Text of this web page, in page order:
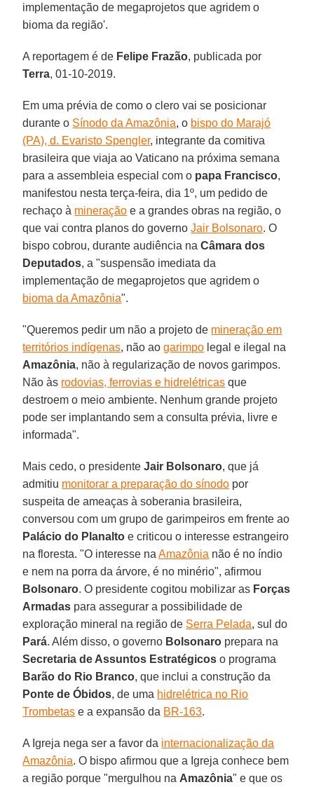
implementação de megaprojetos que agridem o
bioma da região'.
A reportagem é de Felipe Frazão, publicada por
Terra, 01-10-2019.
Em uma prévia de como o clero vai se posicionar
durante o Sínodo da Amazônia, o bispo do Marajó
(PA), d. Evaristo Spengler, integrante da comitiva
brasileira que viaja ao Vaticano na próxima semana
para a assembleia especial com o papa Francisco,
manifestou nesta terça-feira, dia 1º, um pedido de
rechaço à mineração e a grandes obras na região, o
que vai contra planos do governoJair Bolsonaro. O
bispo cobrou, durante audiência naCâmara dos
Deputados, a "suspensão imediata da
implementação de megaprojetos que agridem o
bioma da Amazônia".
"Queremos pedir um não a projeto de mineração em
territórios indígenas, não aogarimpo legal e ilegal na
Amazônia, não à regularização de novos garimpos.
Não às rodovias, ferrovias e hidrelétricas que
destroem o meio ambiente. Nenhum grande projeto
pode ser implantando sem a consulta prévia, livre e
informada".
Mais cedo, o presidenteJair Bolsonaro, que já
admitiu monitorar a preparação do sínodo por
suspeita de ameaças à soberania brasileira,
conversou com um grupo de garimpeiros em frente ao
Palácio do Planalto e criticou o interesse estrangeiro
na floresta. "O interesse naAmazônia não é no índio
e nem na porra da árvore, é no minério", afirmou
Bolsonaro. O presidente cogitou mobilizar as Forças
Armadas para assegurar a possibilidade de
exploração mineral na região de Serra Pelada, sul do
Pará. Além disso, o governo Bolsonaro prepara na
Secretaria de Assuntos Estratégicos o programa
Barão do Rio Branco, que inclui a construção da
Ponte de Óbidos, de uma hidrelétrica no Rio
Trombetas e a expansão da BR-163.
A Igreja nega ser a favor da internacionalização da
Amazônia. O bispo afirmou que a Igreja conhece bem
a região porque "mergulhou na Amazônia" e que os